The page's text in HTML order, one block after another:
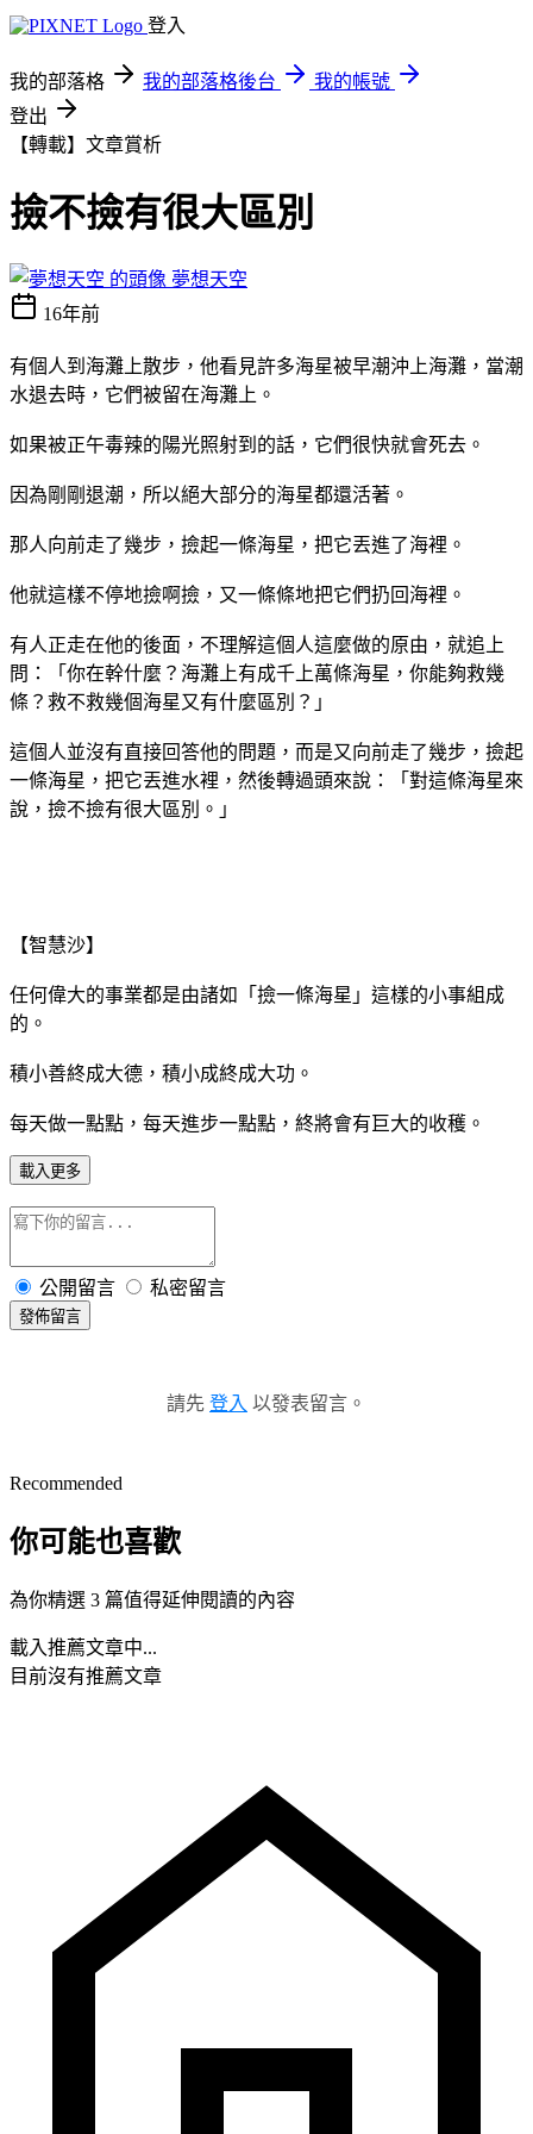
登入
我的部落格 我的部落格後台
我的帳號
登出
【轉載】文章賞析
撿不撿有很大區別
夢想天空
16年前
有個人到海灘上散步，他看見許多海星被早潮沖上海灘，當潮
水退去時，它們被留在海灘上。
如果被正午毒辣的陽光照射到的話，它們很快就會死去。
因為剛剛退潮，所以絕大部分的海星都還活著。
那人向前走了幾步，撿起一條海星，把它丟進了海裡。
他就這樣不停地撿啊撿，又一條條地把它們扔回海裡。
有人正走在他的後面，不理解這個人這麼做的原由，就追上
問：「你在幹什麼？海灘上有成千上萬條海星，你能夠救幾
條？救不救幾個海星又有什麼區別？」
這個人並沒有直接回答他的問題，而是又向前走了幾步，撿起
一條海星，把它丟進水裡，然後轉過頭來說：「對這條海星來
說，撿不撿有很大區別。」
【智慧沙】
任何偉大的事業都是由諸如「撿一條海星」這樣的小事組成
的。
積小善終成大德，積小成終成大功。
每天做一點點，每天進步一點點，終將會有巨大的收穫。
載入更多
公開留言 私密留言
發佈留言
請先 登入 以發表留言。
Recommended
你可能也喜歡
為你精選 3 篇值得延伸閱讀的內容
載入推薦文章中...
目前沒有推薦文章